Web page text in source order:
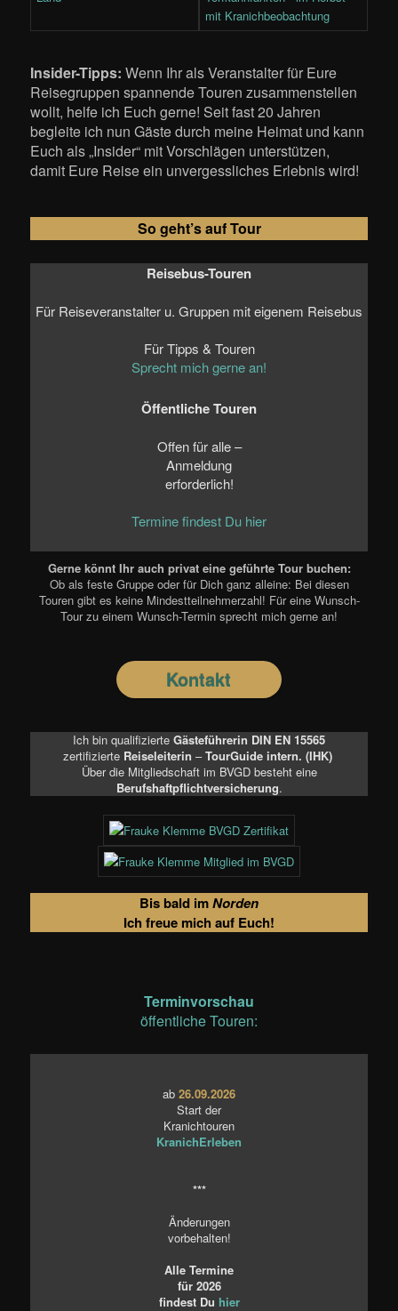
Insider-Tipps:Wenn Ihr als Veranstalter für Eure
Reisegruppen spannende Touren zusammenstellen
wollt, helfe ich Euch gerne! Seit fast 20 Jahren
begleite ich nun Gäste durch meine Heimat und kann
Euch als „Insider“ mit Vorschlägen unterstützen,
damit Eure Reise ein unvergessliches Erlebnis wird!
So geht’s auf Tour
Reisebus-Touren
Für Reiseveranstalter u. Gruppen mit eigenem Reisebus
Für Tipps & Touren
Sprecht mich gerne an!
Öffentliche Touren
Offen für alle –
Anmeldung
erforderlich!
Termine findest Du hier
Gerne könnt Ihr auch privat eine geführte Tour buchen:
Ob als feste Gruppe oder für Dich ganz alleine: Bei diesen
Touren gibt es keine Mindestteilnehmerzahl! Für eine Wunsch-
Tour zu einem Wunsch-Termin sprecht mich gerne an!
Kontakt
Ich bin qualifizierte Gästeführerin DIN EN 15565
zertifizierteReiseleiterin –TourGuide intern. (IHK)
Über die Mitgliedschaft im BVGD besteht eine
Berufshaftpflichtversicherung.
Bis bald imNorden
Ich freue mich auf Euch!
Terminvorschau
öffentliche Touren:
ab 26.09.2026
Start der
Kranichtouren
KranichErleben
***
Änderungen
vorbehalten!
Alle Termine
für 2026
findest Du hier